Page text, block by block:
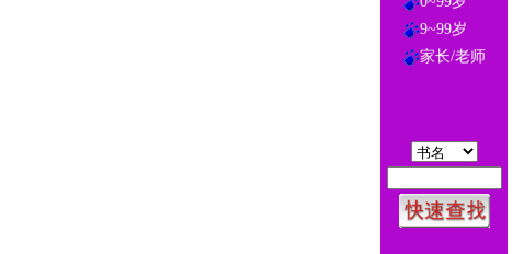
9~99岁
家长/老师